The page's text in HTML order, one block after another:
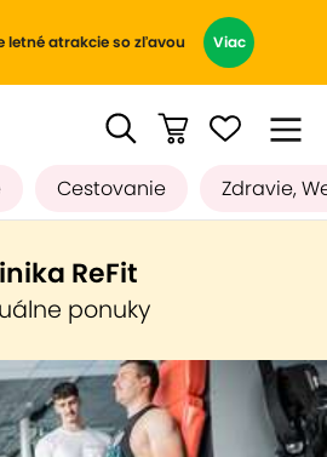
letné atrakcie so zľavou Viac
Cestovanie Zdravie,
ReFit
ponuky